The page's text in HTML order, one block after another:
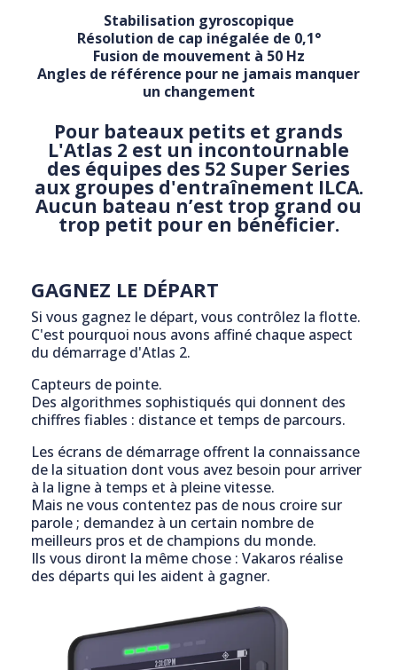
Stabilisation gyroscopique
Résolution de cap inégalée de 0,1°
Fusion de mouvement à 50 Hz
Angles de référence pour ne jamais manquer
un changement
Pour bateaux petits et grands
L'Atlas 2 est un incontournable
des équipes des 52 Super Series
aux groupes d'entraînement ILCA.
Aucun bateau n’est trop grand ou
trop petit pour en bénéficier.
GAGNEZ LE DÉPART
Si vous gagnez le départ, vous contrôlez la flotte.
C'est pourquoi nous avons affiné chaque aspect
du démarrage d'Atlas 2.
Capteurs de pointe.
Des algorithmes sophistiqués qui donnent des
chiffres fiables : distance et temps de parcours.
Les écrans de démarrage offrent la connaissance
de la situation dont vous avez besoin pour arriver
à la ligne à temps et à pleine vitesse.
Mais ne vous contentez pas de nous croire sur
parole ; demandez à un certain nombre de
meilleurs pros et de champions du monde.
Ils vous diront la même chose : Vakaros réalise
des départs qui les aident à gagner.